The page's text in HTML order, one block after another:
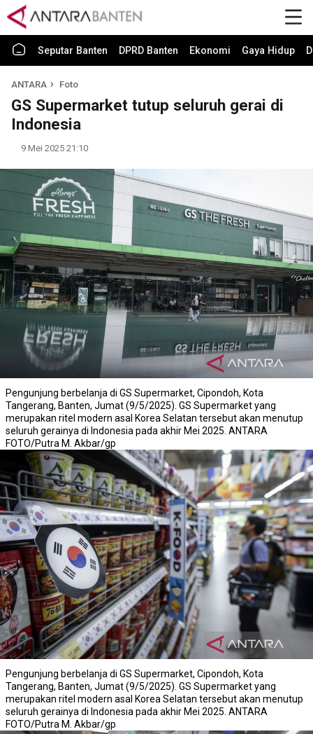
Seputar Banten DPRD Banten Ekonomi Gaya Hidup
ANTARA Foto
GS Supermarket tutup seluruh gerai di
Indonesia
9 Mei 2025 21:10
Pengunjung berbelanja di GS Supermarket, Cipondoh, Kota
Tangerang, Banten, Jumat (9/5/2025). GS Supermarket yang
merupakan ritel modern asal Korea Selatan tersebut akan menutup
seluruh gerainya di Indonesia pada akhir Mei 2025. ANTARA
FOTO/Putra M. Akbar/gp
Pengunjung berbelanja di GS Supermarket, Cipondoh, Kota
Tangerang, Banten, Jumat (9/5/2025). GS Supermarket yang
merupakan ritel modern asal Korea Selatan tersebut akan menutup
seluruh gerainya di Indonesia pada akhir Mei 2025. ANTARA
FOTO/Putra M. Akbar/gp